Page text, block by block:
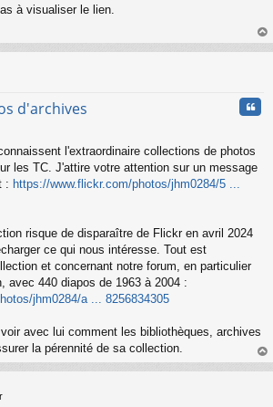
à visualiser le lien.
au
d'archives
l'extraordinaire collections de photos
les TC. J'attire votre attention sur un message
: https://www.flickr.com/photos/jhm0284/5 ...
risque de disparaître de Flickr en avril 2024
ce qui nous intéresse. Tout est
et concernant notre forum, en particulier
avec 440 diapos de 1963 à 2004 :
jhm0284/a ... 8256834305
avec lui comment les bibliothèques, archives
la pérennité de sa collection.
au